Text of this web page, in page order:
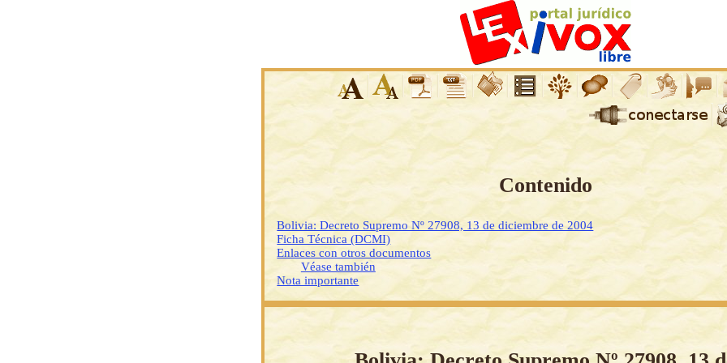
Contenido
Bolivia: Decreto Supremo Nº 27908, 13 de diciembre de 2004
Ficha Técnica (DCMI)
Enlaces con otros documentos
Véase también
Nota importante